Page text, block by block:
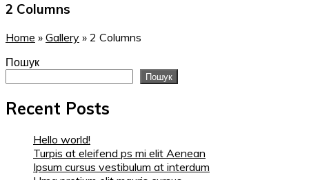
2 Columns
Home » Gallery » 2 Columns
Пошук
Пошук
Recent Posts
Hello world!
Turpis at eleifend ps mi elit Aenean
Ipsum cursus vestibulum at interdum